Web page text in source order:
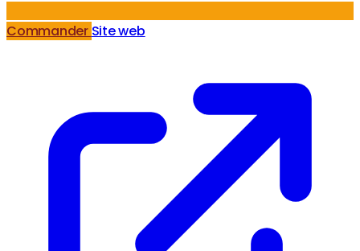
Commander Site web